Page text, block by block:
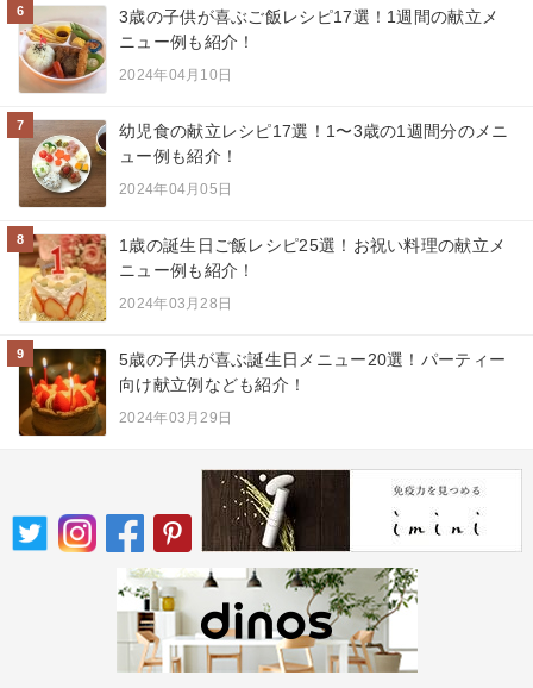
6
3歳の子供が喜ぶご飯レシピ17選！1週間の献立メ
ニュー例も紹介！
2024年04月10日
7
幼児食の献立レシピ17選！1〜3歳の1週間分のメニ
ュー例も紹介！
2024年04月05日
8
1歳の誕生日ご飯レシピ25選！お祝い料理の献立メ
ニュー例も紹介！
2024年03月28日
9
5歳の子供が喜ぶ誕生日メニュー20選！パーティー
向け献立例なども紹介！
2024年03月29日